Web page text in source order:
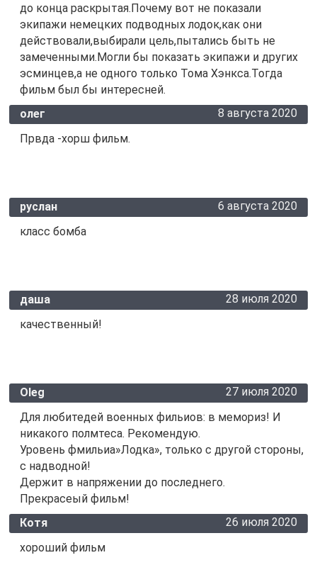
до конца раскрытая.Почему вот не показали
экипажи немецких подводных лодок,как они
действовали,выбирали цель,пытались быть не
замеченными.Могли бы показать экипажи и других
эсминцев,а не одного только Тома Хэнкса.Тогда
фильм был бы интересней.
олег
8 августа 2020
Првда -хорш фильм.
руслан
6 августа 2020
класс бомба
даша
28 июля 2020
качественный!
Oleg
27 июля 2020
Для любитедей военных фильиов: в мемориз! И
никакого полмтеса. Рекомендую.
Уровень фмильиа»Лодка», только с другой стороны,
с надводной!
Держит в напряжении до последнего.
Прекрасеый фильм!
Котя
26 июля 2020
хороший фильм